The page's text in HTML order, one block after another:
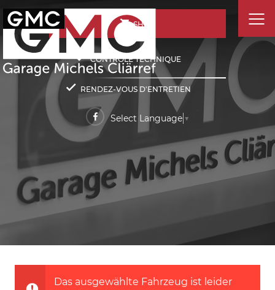
SHOP
CONTRÔLE TECHNIQUE
RENDEZ-VOUS D'ENTRETIEN
Select Language ▼
Das ausgewählte Fahrzeug ist leider